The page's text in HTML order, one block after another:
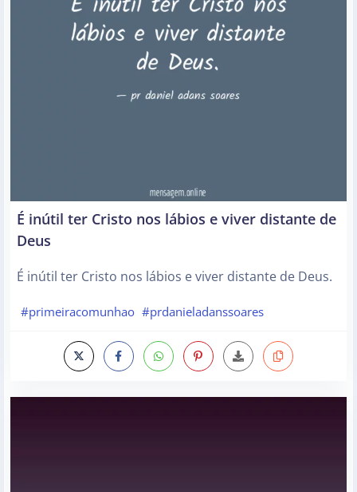
É inútil ter Cristo nos lábios e viver distante de
Deus
É inútil ter Cristo nos lábios e viver distante de Deus.
#primeiracomunhao #prdanieladanssoares